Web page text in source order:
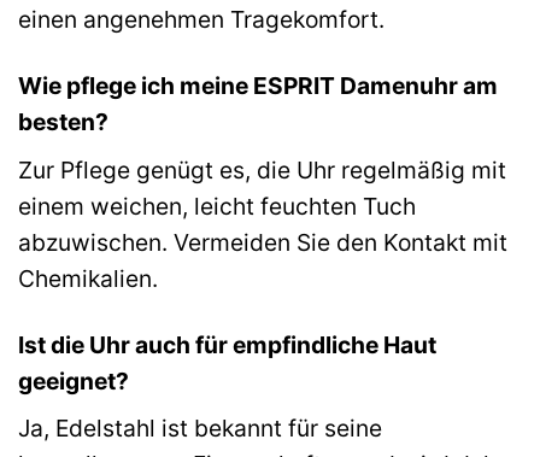
einen angenehmen Tragekomfort.
Wie pflege ich meine ESPRIT Damenuhr am
besten?
Zur Pflege genügt es, die Uhr regelmäßig mit
einem weichen, leicht feuchten Tuch
abzuwischen. Vermeiden Sie den Kontakt mit
Chemikalien.
Ist die Uhr auch für empfindliche Haut
geeignet?
Ja, Edelstahl ist bekannt für seine